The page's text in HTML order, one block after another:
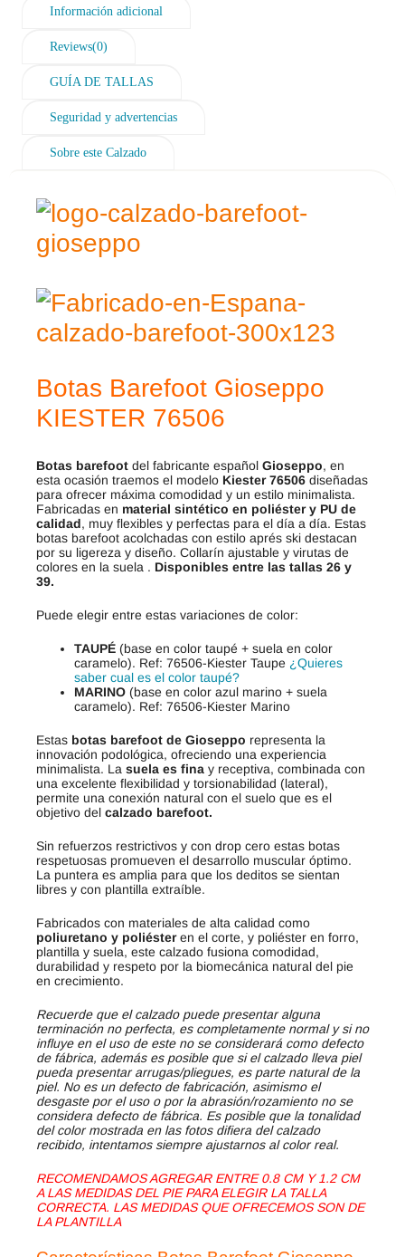
Información adicional
Reviews(0)
GUÍA DE TALLAS
Seguridad y advertencias
Sobre este Calzado
Botas Barefoot Gioseppo
KIESTER 76506
Botas barefoot del fabricante español Gioseppo, en
esta ocasión traemos el modelo Kiester76506 diseñadas
para ofrecer máxima comodidad y un estilo minimalista.
Fabricadas en material sintético en poliéster y PU de
calidad, muy flexibles y perfectas para el día a día. Estas
botas barefoot acolchadas con estilo aprés ski destacan
por su ligereza y diseño. Collarín ajustable y virutas de
colores en la suela . Disponibles entre las tallas 26 y
39.
Puede elegir entre estas variaciones de color:
TAUPÉ (base en color taupé + suela en color
caramelo). Ref: 76506-Kiester Taupe ¿Quieres
saber cual es el color taupé?
MARINO (base en color azul marino + suela
caramelo). Ref: 76506-Kiester Marino
Estas botas barefoot de Gioseppo representa la
innovación podológica, ofreciendo una experiencia
minimalista. La suela es fina y receptiva, combinada con
una excelente flexibilidad y torsionabilidad (lateral),
permite una conexión natural con el suelo que es el
objetivo del calzado barefoot.
Sin refuerzos restrictivos y con drop cero estas botas
respetuosas promueven el desarrollo muscular óptimo.
La puntera es amplia para que los deditos se sientan
libres y con plantilla extraíble.
Fabricados con materiales de alta calidad como
poliuretano y poliésteren el corte, y poliéster en forro,
plantilla y suela, este calzado fusiona comodidad,
durabilidad y respeto por la biomecánica natural del pie
en crecimiento.
Recuerde que el calzado puede presentar alguna
terminación no perfecta, es completamente normal y si no
influye en el uso de este no se considerará como defecto
de fábrica, además es posible que si el calzado lleva piel
pueda presentar arrugas/pliegues, es parte natural de la
piel. No es un defecto de fabricación, asimismo el
desgaste por el uso o por la abrasión/rozamiento no se
considera defecto de fábrica. Es posible que la tonalidad
del color mostrada en las fotos difiera del calzado
recibido, intentamos siempre ajustarnos al color real.
RECOMENDAMOS AGREGAR ENTRE 0.8 CM Y 1.2 CM
A LAS MEDIDAS DEL PIE PARA ELEGIR LA TALLA
CORRECTA. LAS MEDIDAS QUE OFRECEMOS SON DE
LA PLANTILLA